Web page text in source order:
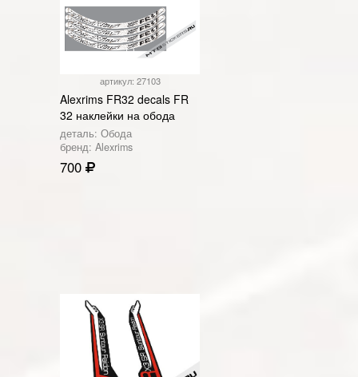
артикул: 27103
Alexrims FR32 decals FR
32 наклейки на обода
деталь: Обода
бренд: Alexrims
700